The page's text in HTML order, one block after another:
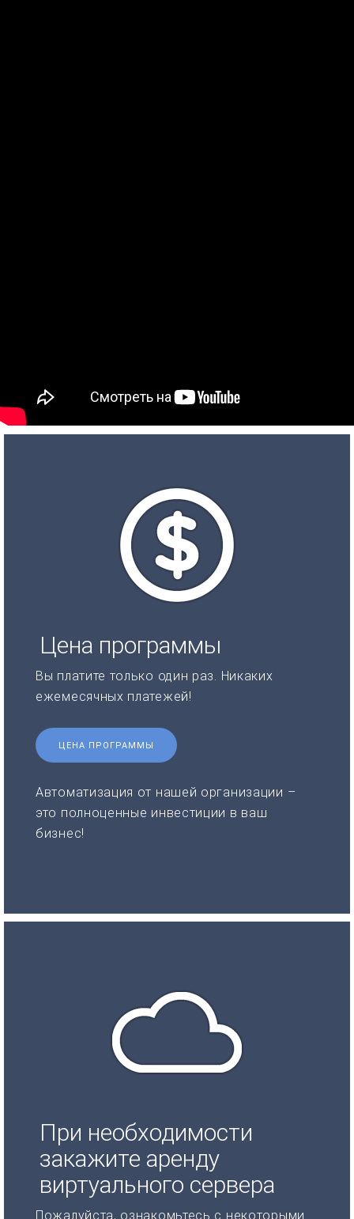
Цена программы
Вы платите только один раз. Никаких
ежемесячных платежей!
ЦЕНА ПРОГРАММЫ
Автоматизация от нашей организации –
это полноценные инвестиции в ваш
бизнес!
При необходимости
закажите аренду
виртуального сервера
Пожалуйста, ознакомьтесь с некоторыми